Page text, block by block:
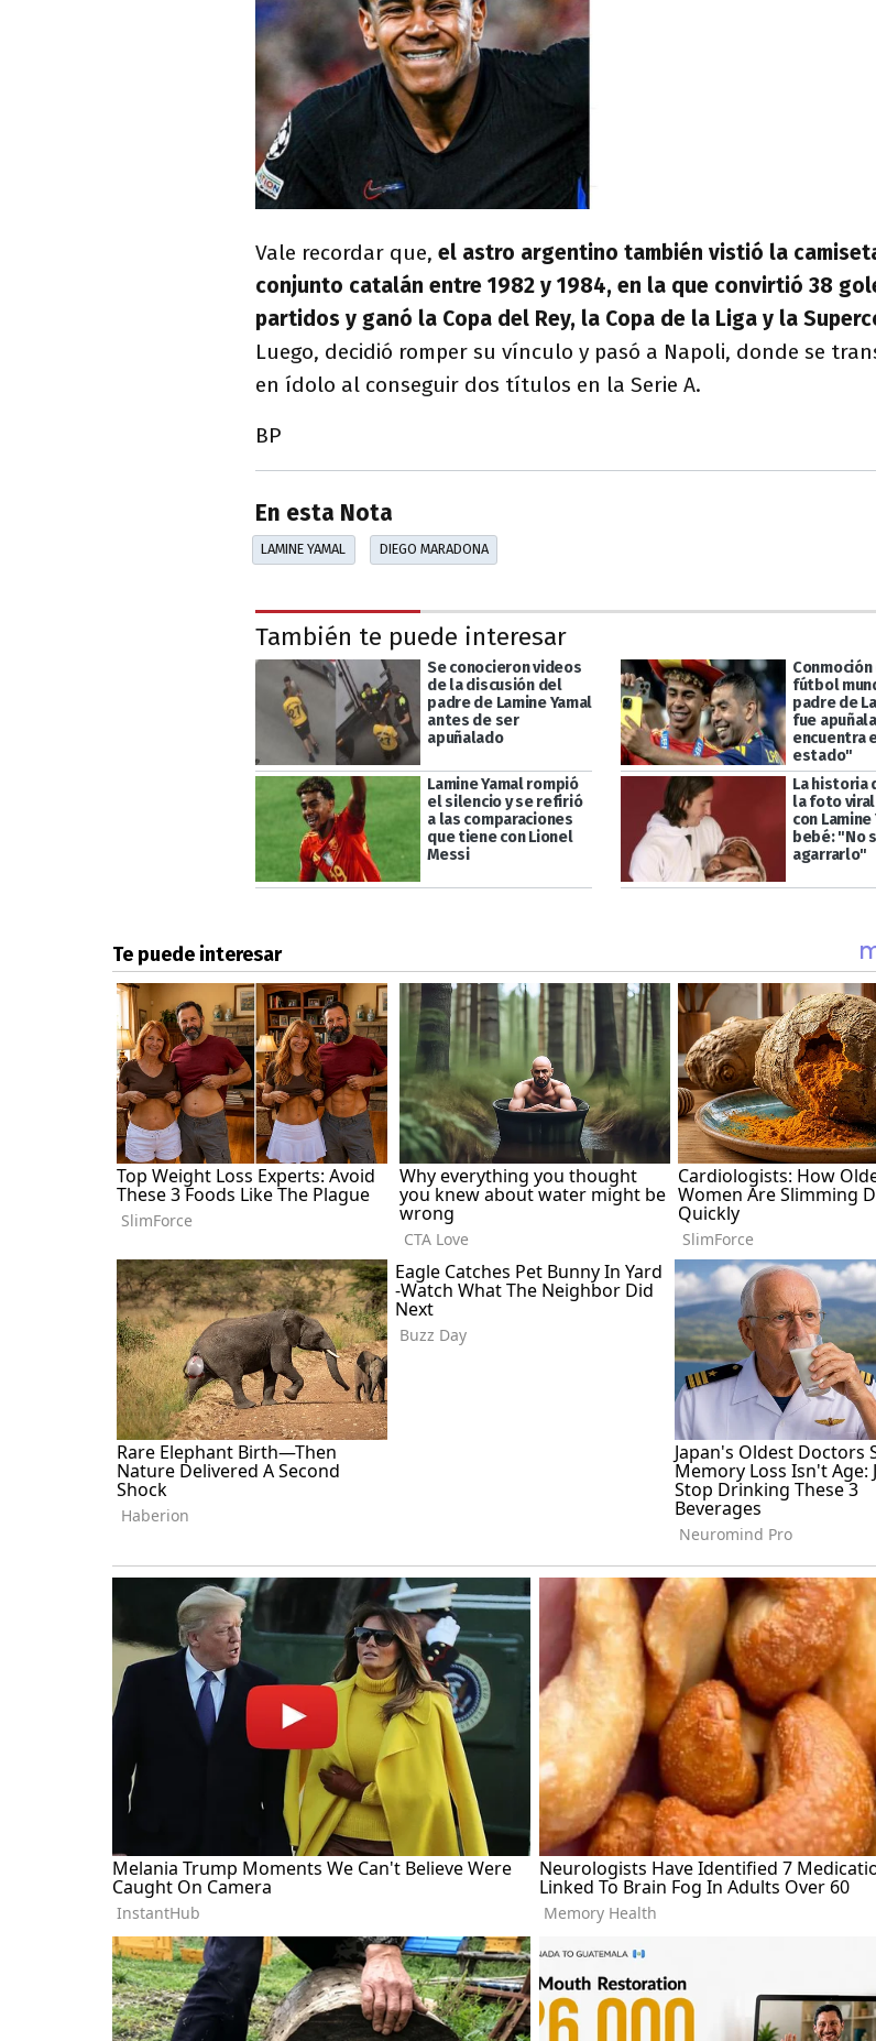
Vale recordar que, el astro argentino también vistió la
conjunto catalán entre 1982 y 1984, en la que convirtió 38
partidos y ganó la Copa del Rey, la Copa de la Liga y la
Luego, decidió romper su vínculo y pasó a Napoli, donde se
en ídolo al conseguir dos títulos en la Serie A.
BP
En esta Nota
LAMINE YAMAL DIEGO MARADONA
También te puede interesar
Se conocieron videos
de la discusión del
padre de Lamine Yamal
antes de ser
apuñalado
fútbol
padre de
fue
encuentra
estado"
Lamine Yamal rompió
el silencio y se refirió
a las comparaciones
que tiene con Lionel
Messi
La historia
la foto
con Lamine
bebé: "No
agarrarlo"